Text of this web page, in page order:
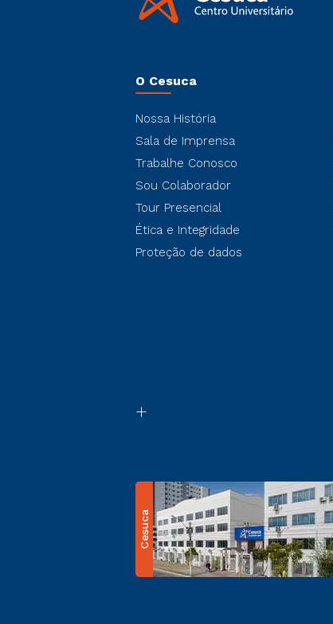
O Cesuca
Nossa História
Sala de Imprensa
Trabalhe Conosco
Sou Colaborador
Tour Presencial
Ética e Integridade
Proteção de dados
Cesuca